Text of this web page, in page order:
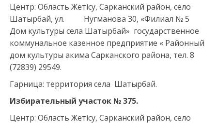
Центр: Область Жетісу, Сарканский район, село
Шатырбай, ул. Нугманова 30, «Филиал № 5
Дом культуры села Шатырбай» государственное
коммунальное казенное предприятие « Районный
дом культуры акима Сарканского района, тел. 8
(72839) 29549.
Гарница: территория села Шатырбай.
Избирательный участок №375.
Центр: Область Жетісу, Сарканский район, село